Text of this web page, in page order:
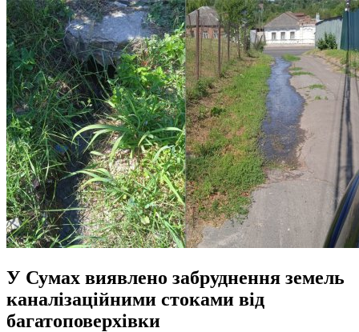
У Сумах виявлено забруднення земель
каналізаційними стоками від
багатоповерхівки